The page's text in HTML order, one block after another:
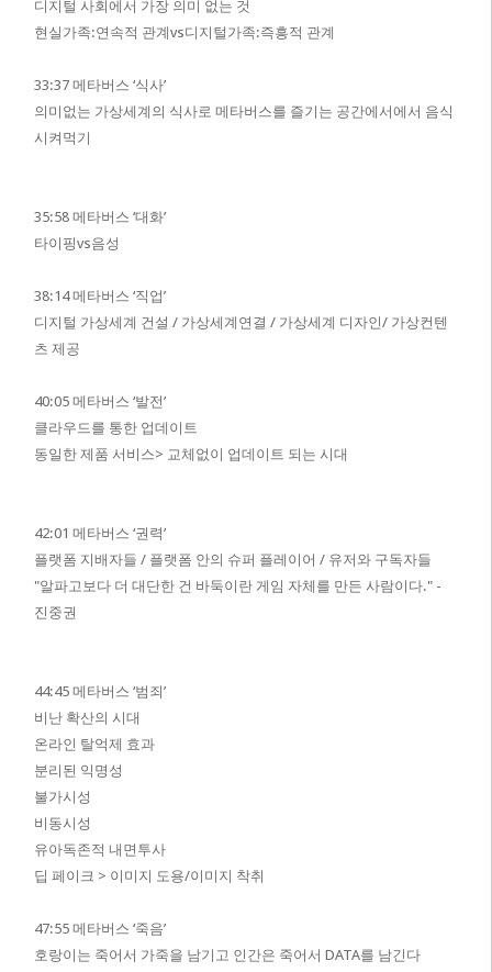
디지털 사회에서 가장 의미 없는 것
현실가족:연속적 관계vs디지털가족:즉흥적 관계
33:37 메타버스 ‘식사’
의미없는 가상세계의 식사로 메타버스를 즐기는 공간에서에서 음식
시켜먹기
35:58 메타버스 ‘대화’
타이핑vs음성
38:14 메타버스 ‘직업’
디지털 가상세계 건설 / 가상세계연결 / 가상세계 디자인/ 가상컨텐
츠 제공
40:05 메타버스 ‘발전’
클라우드를 통한 업데이트
동일한 제품 서비스> 교체없이 업데이트 되는 시대
42:01 메타버스 ‘권력’
플랫폼 지배자들 / 플랫폼 안의 슈퍼 플레이어 / 유저와 구독자들
"알파고보다 더 대단한 건 바둑이란 게임 자체를 만든 사람이다." -
진중권
44:45 메타버스 ‘범죄’
비난 확산의 시대
온라인 탈억제 효과
분리된 익명성
불가시성
비동시성
유아독존적 내면투사
딥 페이크 > 이미지 도용/이미지 착취
47:55 메타버스 ‘죽음’
호랑이는 죽어서 가죽을 남기고 인간은 죽어서 DATA를 남긴다